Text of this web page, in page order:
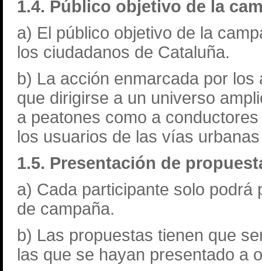
1.4. Público objetivo de la
a) El público objetivo de la
los ciudadanos de Cataluña.
b) La acción enmarcada por
que dirigirse a un universo
a peatones como a
los usuarios de las vías
1.5. Presentación de
a) Cada participante solo
de campaña.
b) Las propuestas tienen que
las que se hayan presentado a